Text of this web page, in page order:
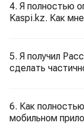
4. Я полностью
Kaspi.kz. Как
5. Я получил
сделать
6. Как
мобильном